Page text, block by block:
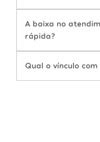
A baixa no
rápida?
Qual o vínculo